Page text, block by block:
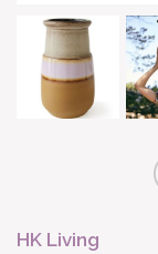
HK Living